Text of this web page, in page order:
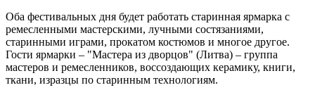
Оба фестивальных дня будет работать старинная ярмарка с
ремесленными мастерскими, лучными состязаниями,
старинными играми, прокатом костюмов и многое другое.
Гости ярмарки – "Мастера из дворцов" (Литва) – группа
мастеров и ремесленников, воссоздающих керамику, книги,
ткани, изразцы по старинным технологиям.